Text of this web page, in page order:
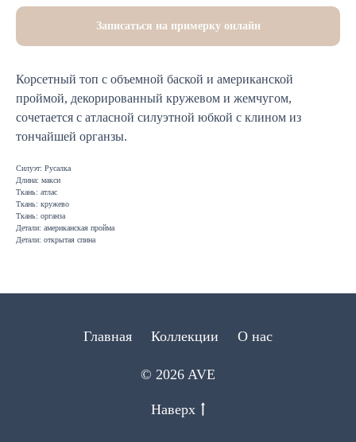
Записаться на примерку онлайн
Корсетный топ с объемной баской и американской
проймой, декорированный кружевом и жемчугом,
сочетается с атласной силуэтной юбкой с клином из
тончайшей органзы.
Силуэт: Русалка
Длина: макси
Ткань: атлас
Ткань: кружево
Ткань: органза
Детали: американская пройма
Детали: открытая спина
Главная Коллекции О нас
© 2026 AVE
Наверх